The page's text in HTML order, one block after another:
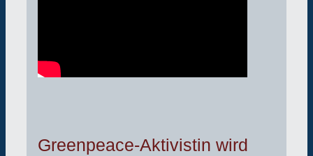
Greenpeace-Aktivistin wird